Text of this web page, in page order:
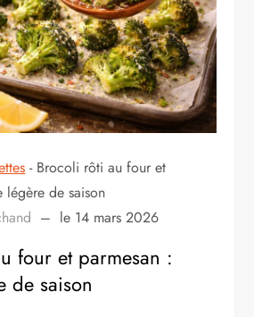
- Brocoli rôti au four et
légère de saison
– le 14 mars 2026
four et parmesan :
de saison